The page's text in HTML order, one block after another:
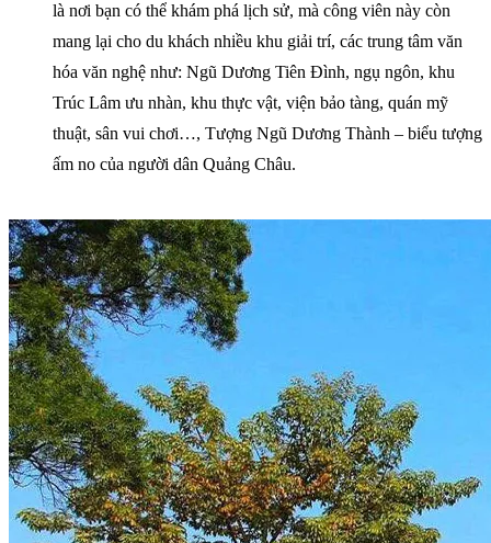
là nơi bạn có thể khám phá lịch sử, mà công viên này còn
mang lại cho du khách nhiều khu giải trí, các trung tâm văn
hóa văn nghệ như: Ngũ Dương Tiên Đình, ngụ ngôn, khu
Trúc Lâm ưu nhàn, khu thực vật, viện bảo tàng, quán mỹ
thuật, sân vui chơi…, Tượng Ngũ Dương Thành – biểu tượng
ấm no của người dân Quảng Châu.